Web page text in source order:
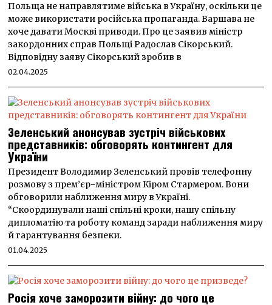
Польща не направлятиме війська в Україну, оскільки це
може використати російська пропаганда. Варшава не
хоче давати Москві приводи. Про це заявив міністр
закордонних справ Польщі Радослав Сікорський.
Відповідну заяву Сікорський зробив в
02.04.2025
Зеленський анонсував зустріч військових
представників: обговорять контингент для
України
Президент Володимир Зеленський провів телефонну
розмову з прем’єр-міністром Кіром Стармером. Вони
обговорили наближення миру в Україні.
“Скоординували наші спільні кроки, нашу спільну
дипломатію та роботу команд заради наближення миру
й гарантування безпеки.
01.04.2025
Росія хоче заморозити війну: до чого це